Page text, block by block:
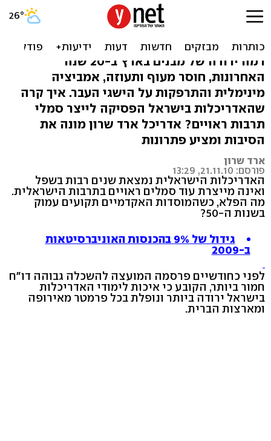
מה הסיבות להידרדרותה של
האדריכלות?
רמה ירודה של מבנים בארץ ב-20 שנה
האחרונות, חוסר מעוף ותעוזה, אמביציה
מינימלית והתרפקות על הישגי העבר. איך קרה
שהאדריכלות בישראל הפסיקה לייצר סמלי
תרבות ראויים? אדריכל ארד שרון מונה את
הסיבות ומציע פתרונות
ארד שרון
פורסם: 21.11.10, 13:29
האדריכלות הישראלית נמצאת שנים רבות בשפל
ואינה מייצרת עוד סמלים ראויים בתרבות הישראלית.
מה הפלא, כשהמוסדות האקדמיים תקועים עמוק
בשנות ה-50?
גידול של 9% בהכנסות האוניברסיטאות
ב-2009
לפני כחודשיים פרסמה המועצה להשכלה גבוהה דו"ח
חמור ביותר, הקובע כי איכות לימודי האדריכלות
בישראל ירודה ביותר ונופלת בכל פרמטר מאירופה
ומארצות הברית.